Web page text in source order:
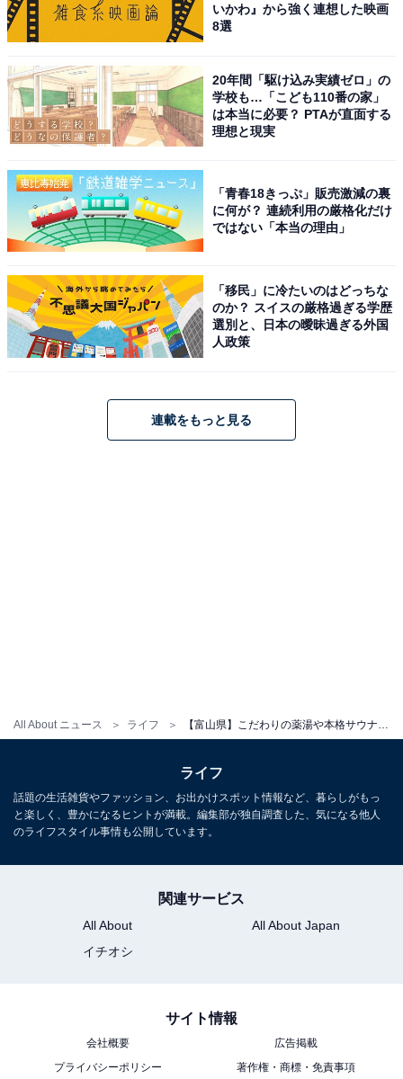
All About ニュース ライフ
「サウナタロトヤマ（Sauna Talo Toyama）」公式Webサイトより
フィンランド語で「家」を意味する「Talo」の名の通
り、温かみのある北欧風の空間が魅力の施設です。セル
レストランやヒュッゲラウンジもあり、ゆっくりと寛げ
る）。
※浴室内にシャンプー、コンディショナー、ボディーソ
ープの備え付けあり。貸しバスタオル（200円）やフェ
するため日帰り利用のみとなっています）
いかわ』から強く連想した映画
8選
20年間「駆け込み実績ゼロ」の
学校も…「こども110番の家」
は本当に必要？ PTAが直面する
理想と現実
「青春18きっぷ」販売激減の裏
に何が？ 連続利用の厳格化だけ
ではない「本当の理由」
「移民」に冷たいのはどっちな
のか？ スイスの厳格過ぎる学歴
選別と、日本の曖昧過ぎる外国
人政策
連載をもっと見る
ライフ
話題の生活雑貨やファッション、お出かけスポット情報など、暮らしがもっ
と楽しく、豊かになるヒントが満載。編集部が独自調査した、気になる他人
のライフスタイル事情も公開しています。
関連サービス
All About
All About Japan
イチオシ
サイト情報
会社概要
広告掲載
プライバシーポリシー
著作権・商標・免責事項